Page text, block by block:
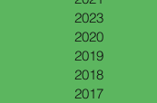
2023
2020
2019
2018
2017